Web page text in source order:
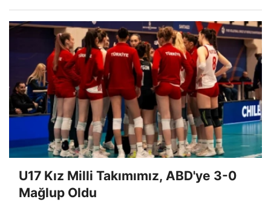
U17 Kız Milli Takımımız, ABD'ye 3-0
Mağlup Oldu